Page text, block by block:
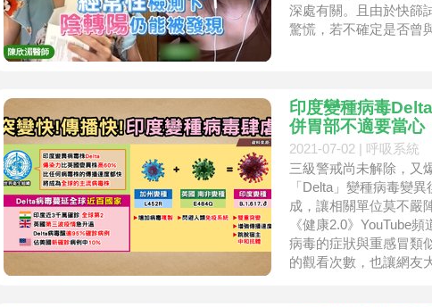
深處有關。且由於快篩
驚慌，若不確定是否曾
印度變種病毒
併胃部不適要當心
2021-07-02 | 呼吸系統
三級警戒尚未解除，又
「Delta」變種病毒變
成，讓相關單位莫不嚴
《健康2.0》YouTube
病毒的症狀與重感冒類
的觀看次數，也讓網友